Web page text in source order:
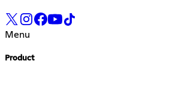
Menu
Product